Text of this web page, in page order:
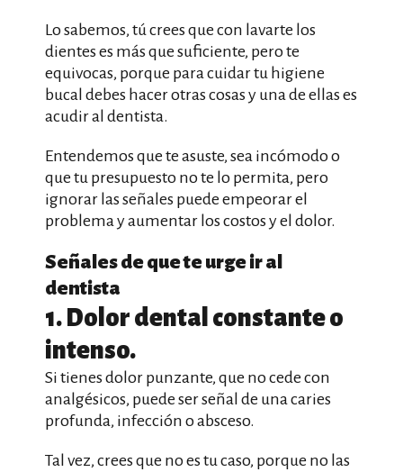
Lo sabemos, tú crees que con lavarte los
dientes es más que suficiente, pero te
equivocas, porque para cuidar tu higiene
bucal debes hacer otras cosas y una de ellas es
acudir al dentista.
Entendemos que te asuste, sea incómodo o
que tu presupuesto no te lo permita, pero
ignorar las señales puede empeorar el
problema y aumentar los costos y el dolor.
Señales de que te urge ir al
dentista
1. Dolor dental constante o
intenso.
Si tienes dolor punzante, que no cede con
analgésicos, puede ser señal de una caries
profunda, infección o absceso.
Tal vez, crees que no es tu caso, porque no las